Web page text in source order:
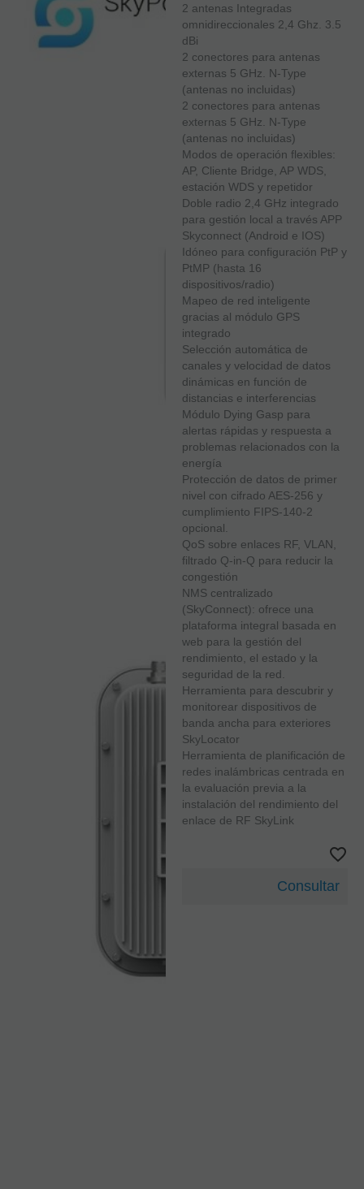
2 antenas Integradas
omnidireccionales 2,4 Ghz. 3.5
dBi
2 conectores para antenas
externas 5 GHz. N-Type
(antenas no incluidas)
2 conectores para antenas
externas 5 GHz. N-Type
(antenas no incluidas)
Modos de operación flexibles:
AP, Cliente Bridge, AP WDS,
estación WDS y repetidor
Doble radio 2,4 GHz integrado
para gestión local a través APP
Skyconnect (Android e IOS)
Idóneo para configuración PtP y
PtMP (hasta 16
dispositivos/radio)
Mapeo de red inteligente
gracias al módulo GPS
integrado
Selección automática de
canales y velocidad de datos
dinámicas en función de
distancias e interferencias
Módulo Dying Gasp para
alertas rápidas y respuesta a
problemas relacionados con la
energía
Protección de datos de primer
nivel con cifrado AES-256 y
cumplimiento FIPS-140-2
opcional.
QoS sobre enlaces RF, VLAN,
filtrado Q-in-Q para reducir la
congestión
NMS centralizado
(SkyConnect): ofrece una
plataforma integral basada en
web para la gestión del
rendimiento, el estado y la
seguridad de la red.
Herramienta para descubrir y
monitorear dispositivos de
banda ancha para exteriores
SkyLocator
Herramienta de planificación de
redes inalámbricas centrada en
la evaluación previa a la
instalación del rendimiento del
enlace de RF SkyLink
Consultar